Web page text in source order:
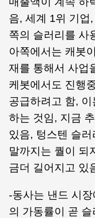
음, 세계 1위 기업
쪽의 슬러리를 사
아쪽에서는 캐봇
재를 통해서 사업
케봇에서도 진행
공급하려고 함,
하는 것임, 지금
있음, 텅스텐 슬
말까지는 퀄이 되
금더 길어지고 있
-동사는 낸드 시장
의 가동률이 곧